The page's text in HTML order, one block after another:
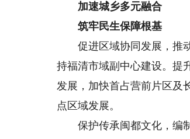
加速城乡多元融合
筑牢民生保障根基
促进区域协同发展，推动
持福清市域副中心建设。提
发展，加快首占营前片区及
点区域发展。
保护传承闽都文化，编制